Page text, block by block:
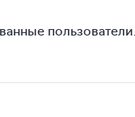
пользователи.